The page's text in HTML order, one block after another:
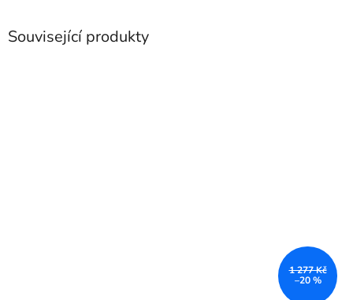
Související produkty
1 277 Kč
–20 %